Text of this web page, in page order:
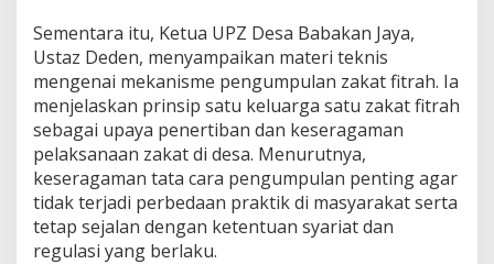
a
Sementara itu, Ketua UPZ Desa Babakan Jaya,
Ustaz Deden, menyampaikan materi teknis
mengenai mekanisme pengumpulan zakat fitrah. Ia
menjelaskan prinsip satu keluarga satu zakat fitrah
sebagai upaya penertiban dan keseragaman
pelaksanaan zakat di desa. Menurutnya,
keseragaman tata cara pengumpulan penting agar
tidak terjadi perbedaan praktik di masyarakat serta
tetap sejalan dengan ketentuan syariat dan
regulasi yang berlaku.